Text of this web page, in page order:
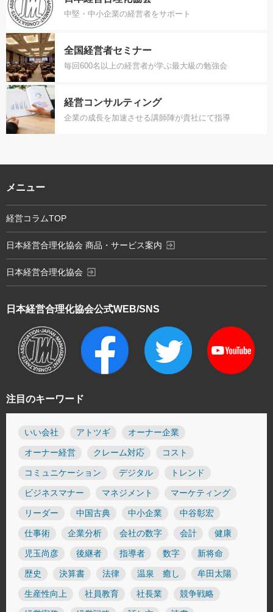
中堅・中小企業の経営者をサポート
全国経営者セミナー
毎回600名以上の経営者が学ぶ最大級の勉強会
経営コンサルティング
企業の成長を加速させる講師陣が貴社にて指導
注目のキーワード
いい会社 アトツギ オーナー企業
オーナー経営 クレーム対応 コスト
コミュニケーション デジタル トレンド
ビジネスマナー マネジメント マーケティング
リーダー 中国古典 中小企業 中谷彰宏
仕事術 企業分析 会社の数字 会計 健康
児玉尚彦 後継者 指導者 数字 新将命
歴史 決算書 法律 温泉 癒し 牟田太陽
生産性向上 社員教育 社長業 競争戦略
日本経営合理化協会公式WEB/SNS
メニュー
経営コラムTOP
日本経営合理化協会 商品・サービス案内 exit_to_app
日本経営合理化協会 exit_to_app